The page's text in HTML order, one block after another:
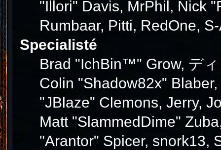
"Illori" Davis, MrPhil, Nick
Rumbaar, Pitti, RedOne,
Specialisté
Brad "IchBin™" Grow, デ
Colin "Shadow82x"
"JBlaze" Clemons, Jerry,
Matt "SlammedDime"
"Arantor" Spicer, snork13,